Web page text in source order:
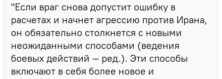
"Если враг снова допустит ошибку в
расчетах и начнет агрессию против Ирана,
он обязательно столкнется с новыми
неожиданными способами (ведения
боевых действий — ред.). Эти способы
включают в себя более новое и